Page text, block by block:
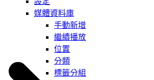
媒體資料庫
手動新增
繼續播放
位置
分類
標籤分組